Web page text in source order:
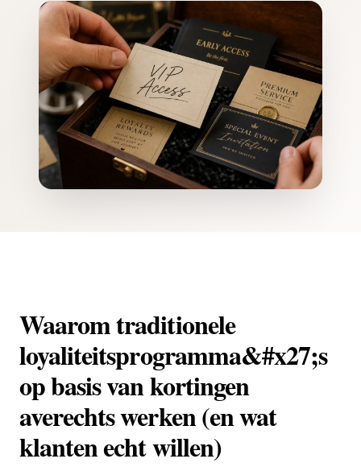
Waarom traditionele
loyaliteitsprogramma&#x27;s
op basis van kortingen
averechts werken (en wat
klanten echt willen)